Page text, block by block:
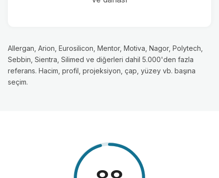
Allergan, Arion, Eurosilicon, Mentor, Motiva, Nagor, Polytech,
Sebbin, Sientra, Silimed ve diğerleri dahil 5.000'den fazla
referans. Hacim, profil, projeksiyon, çap, yüzey vb. başına
seçim.